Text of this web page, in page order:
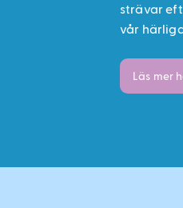
strävar
vår
Läs mer